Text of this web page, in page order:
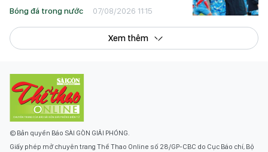
Bóng đá trong nước 07/08/2026 11:15
Xem thêm
© Bản quyền Báo SÀI GÒN GIẢI PHÓNG.
Giấy phép mở chuyên trang Thể Thao Online số 28/GP-CBC do Cục Báo chí, Bộ